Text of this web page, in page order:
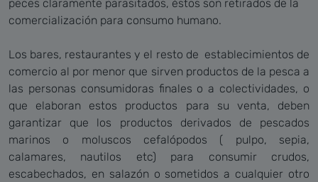
peces claramente parasitados, éstos son retirados de la
comercialización para consumo humano.
Los bares, restaurantes y el resto de establecimientos de
comercio al por menor que sirven productos de la pesca a
las personas consumidoras finales o a colectividades, o
que elaboran estos productos para su venta, deben
garantizar que los productos derivados de pescados
marinos o moluscos cefalópodos ( pulpo, sepia,
calamares, nautilos etc) para consumir crudos,
escabechados, en salazón o sometidos a cualquier otro